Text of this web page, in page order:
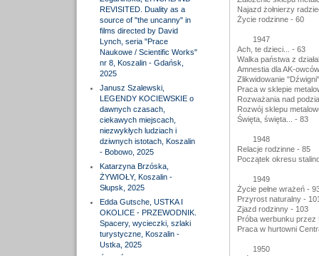
REVISITED. Duality as a
source of "the uncanny" in
films directed by David
Lynch, seria "Prace
Naukowe / Scientific Works"
nr 8, Koszalin - Gdańsk,
2025
Janusz Szalewski,
LEGENDY KOCIEWSKIE o
dawnych czasach,
ciekawych miejscach,
niezwykłych ludziach i
dziwnych istotach, Koszalin
- Bobowo, 2025
Katarzyna Brzóska,
ŻYWIOŁY, Koszalin -
Słupsk, 2025
Edda Gutsche, USTKA I
OKOLICE - PRZEWODNIK.
Spacery, wycieczki, szlaki
turystyczne, Koszalin -
Ustka, 2025
Najazd żołnierzy
Życie rodzinne - 60
1947
Ach, te dzieci... - 63
Walka państwa z
Amnestia dla AK-
Zlikwidowanie
Praca w sklepie
Rozważania nad
Rozwój sklepu
Święta, święta... - 83
1948
Relacje rodzinne - 85
Początek okresu
1949
Życie pełne wrażeń -
Przyrost naturalny -
Zjazd rodzinny - 103
Próba werbunku przez
Praca w hurtowni
1950